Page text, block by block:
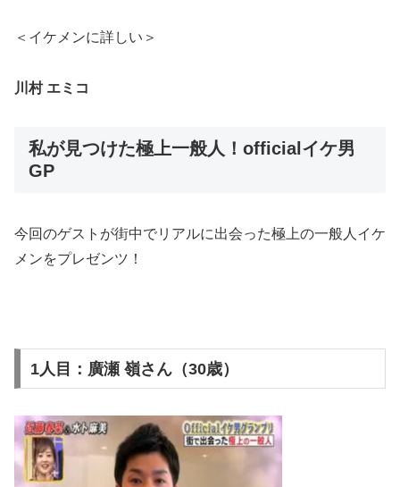
＜イケメンに詳しい＞
川村 エミコ
私が見つけた極上一般人！officialイケ男
GP
今回のゲストが街中でリアルに出会った極上の一般人イケ
メンをプレゼンツ！
1人目：廣瀬 嶺さん（30歳）